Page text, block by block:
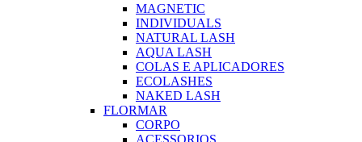
MAGNETIC
INDIVIDUALS
NATURAL LASH
AQUA LASH
COLAS E APLICADORES
ECOLASHES
NAKED LASH
FLORMAR
CORPO
ACESSORIOS